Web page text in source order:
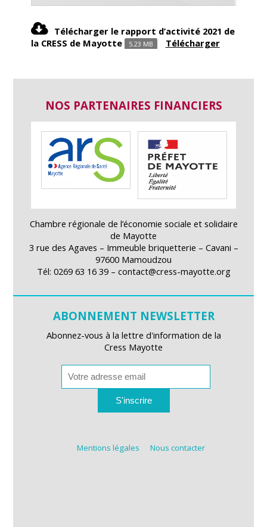
Télécharger le rapport d’activité 2021 de
la CRESS de Mayotte 5.23 MB Télécharger
NOS PARTENAIRES FINANCIERS
Chambre régionale de l’économie sociale et solidaire
de Mayotte
3 rue des Agaves – Immeuble briquetterie – Cavani –
97600 Mamoudzou
Tél: 0269 63 16 39 – contact@cress-mayotte.org
ABONNEMENT NEWSLETTER
Abonnez-vous à la lettre d'information de la
Cress Mayotte
S'inscrire
Mentions légales Nous contacter